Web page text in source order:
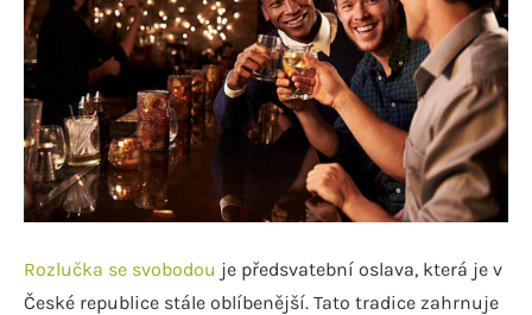
Rozlučka se svobodou je předsvatební oslava, která je v
České republice stále oblíbenější. Tato tradice zahrnuje